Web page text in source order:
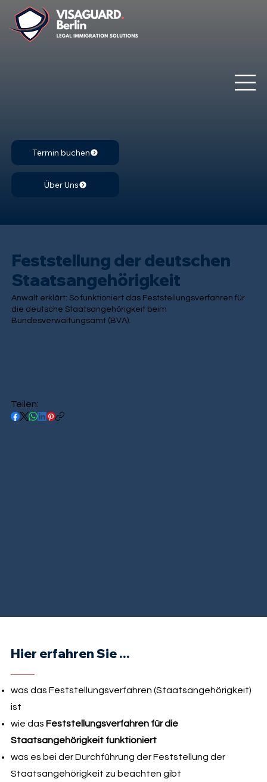
Termin buchen
Über Uns
Feststellung der deutschen
Staatsangehörigkeit
Anwalt erklärt: So funktioniert das Feststellungsverfahren für
die deutsche Staatsangehörigkeit beim
Bundesverwaltungsamt (BVA).
Teilen:
Hier erfahren Sie ...
was das Feststellungsverfahren (Staatsangehörigkeit)
ist
wie das Feststellungsverfahren für die
Staatsangehörigkeit funktioniert
was es bei der Durchführung der Feststellung der
Staatsangehörigkeit zu beachten gibt